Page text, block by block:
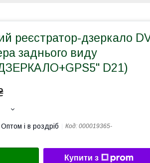
реєстратор-дзеркало
заднього виду
D21)
Оптом і в роздріб Код: 000019365-
Купити з